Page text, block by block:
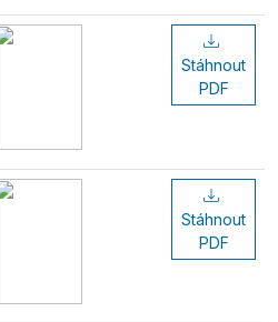
Stáhnout
PDF
Stáhnout
PDF